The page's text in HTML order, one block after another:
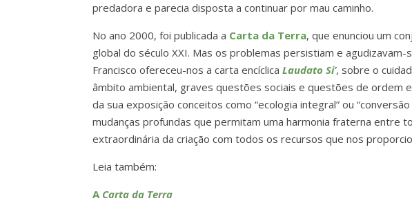
predadora e parecia disposta a continuar por mau caminho.
No ano 2000, foi publicada a Carta da Terra, que enunciou um
global do século XXI. Mas os problemas persistiam e agudizavam-
Francisco ofereceu-nos a carta encíclicaLaudato Si’, sobre o
âmbito ambiental, graves questões sociais e questões de ordem
da sua exposição conceitos como “ecologia integral” ou
mudanças profundas que permitam uma harmonia fraterna entre
extraordinária da criação com todos os recursos que nos
Leia também:
A Carta da Terra